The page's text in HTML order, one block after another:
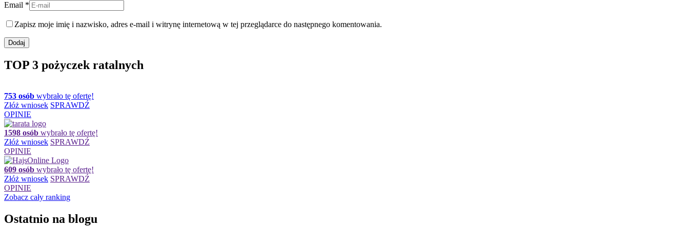
Email *
Zapisz moje imię i nazwisko, adres e-mail i witrynę internetową w tej przeglądarce do następnego komentowania.
TOP 3 pożyczek ratalnych
753 osób wybrało tę ofertę!
Złóż wniosek SPRAWDŹ
OPINIE
1598 osób wybrało tę ofertę!
Złóż wniosek SPRAWDŹ
OPINIE
609 osób wybrało tę ofertę!
Złóż wniosek SPRAWDŹ
OPINIE
Zobacz cały ranking
Ostatnio na blogu